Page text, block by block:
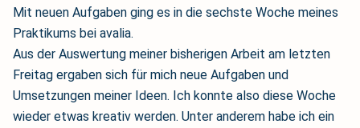
Mit neuen Aufgaben ging es in die sechste Woche meines
Praktikums bei avalia.
Aus der Auswertung meiner bisherigen Arbeit am letzten
Freitag ergaben sich für mich neue Aufgaben und
Umsetzungen meiner Ideen. Ich konnte also diese Woche
wieder etwas kreativ werden. Unter anderem habe ich ein